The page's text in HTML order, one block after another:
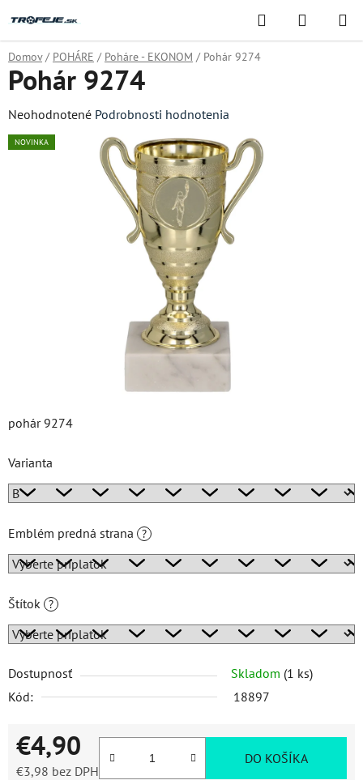
na
obsah
Hľadať
KOŠÍK
Domov / POHÁRE / Poháre - EKONOM / Pohár 9274
pohár 9274
Varianta
Emblém predná strana ?
Štítok ?
Dostupnosť Skladom (1 ks)
Kód:
18897
€4,90
€3,98 bez DPH
DO KOŠÍKA
Pohár 9274
Priemerné
hodnotenie
Neohodnotené Podrobnosti hodnotenia
NOVINKA